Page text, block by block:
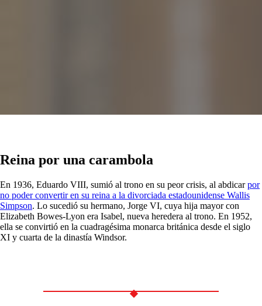
Reina por una carambola
En 1936, Eduardo VIII, sumió al trono en su peor crisis, al abdicarpor
no poder convertir en su reina a la divorciada estadounidense Wallis
Simpson. Lo sucedió su hermano, Jorge VI, cuya hija mayor con
Elizabeth Bowes-Lyon era Isabel, nueva heredera al trono. En 1952,
ella se convirtió en la cuadragésima monarca británica desde el siglo
XI y cuarta de la dinastía Windsor.